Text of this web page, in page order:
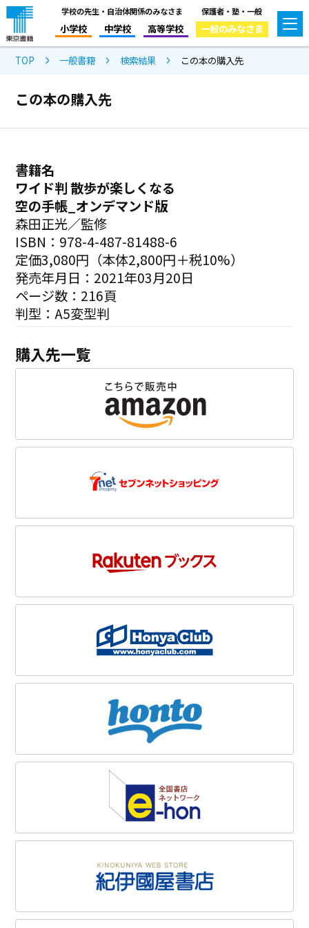
学校の先生・自治体関係のみなさま
小学校 中学校 高等学校
保護者・塾・一般
一般のみなさま
TOP 一般書籍 検索結果 この本の購入先
この本の購入先
書籍名
ワイド判 散歩が楽しくなる
空の手帳_オンデマンド版
森田正光／監修
ISBN：978-4-487-81488-6
定価3,080円（本体2,800円＋税10%）
発売年月日：2021年03月20日
ページ数：216頁
判型：A5変型判
購入先一覧